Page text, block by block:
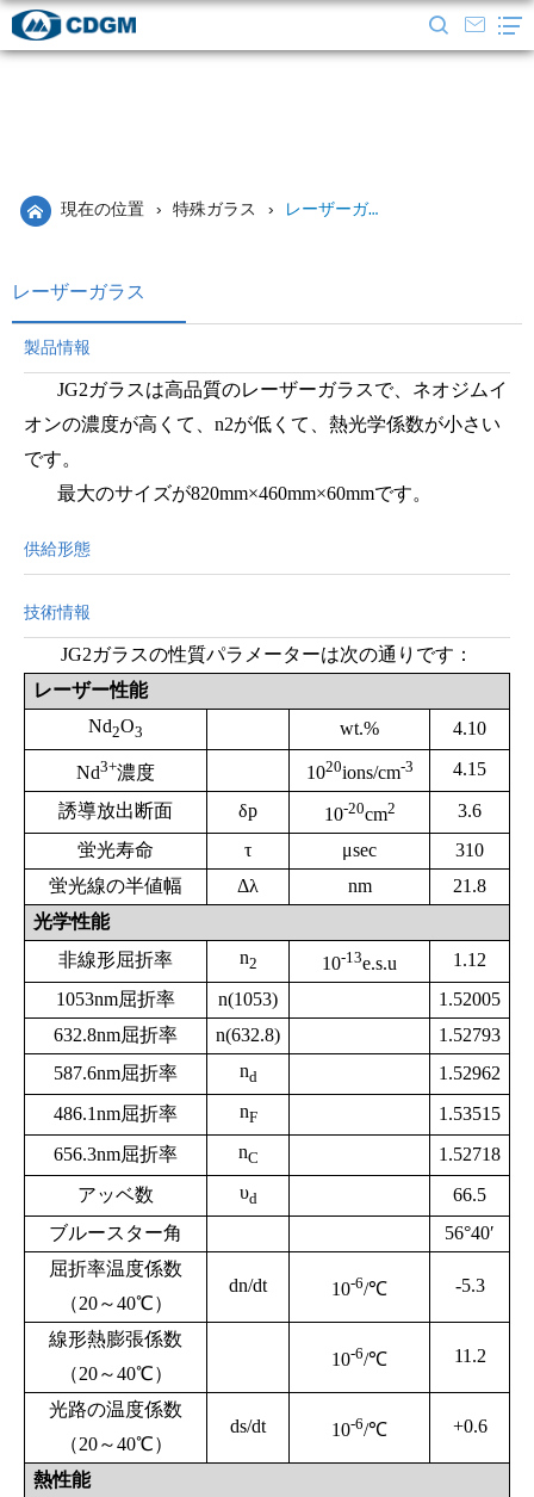
現在の位置 › 特殊ガラス › レーザーガラス
レーザーガラス
製品情報
JG2ガラスは高品質のレーザーガラスで、ネオジムイ
オンの濃度が高くて、n2が低くて、熱光学係数が小さい
です。
最大のサイズが820mm×460mm×60mmです。
供給形態
技術情報
JG2ガラスの性質パラメーターは次の通りです：
レーザー性能
Nd2O3 wt.% 4.10
Nd3+濃度 1020ions/cm-3 4.15
誘導放出断面 δp 10-20cm2
3.6
蛍光寿命
τ μsec
310
蛍光線の半値幅
Δλ nm
21.8
光学性能
非線形屈折率
n2 10-13e.s.u
1.12
1053nm屈折率
n(1053)
1.52005
632.8nm屈折率
n(632.8)
1.52793
587.6nm屈折率
nd
1.52962
486.1nm屈折率
nF
1.53515
656.3nm屈折率
nC
1.52718
アッベ数
υd
66.5
ブルースター角
56°40′
屈折率温度係数
（20～40℃）
dn/dt 10-6/℃ -5.3
線形熱膨張係数
（20～40℃）
10-6/℃ 11.2
光路の温度係数
（20～40℃）
ds/dt 10-6/℃ +0.6
熱性能